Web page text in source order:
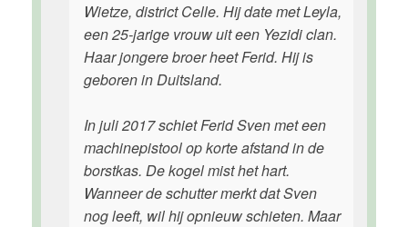
Wietze, district Celle. Hij date met Leyla,
een 25-jarige vrouw uit een Yezidi clan.
Haar jongere broer heet Ferid. Hij is
geboren in Duitsland.
In juli 2017 schiet Ferid Sven met een
machinepistool op korte afstand in de
borstkas. De kogel mist het hart.
Wanneer de schutter merkt dat Sven
nog leeft, wil hij opnieuw schieten. Maar